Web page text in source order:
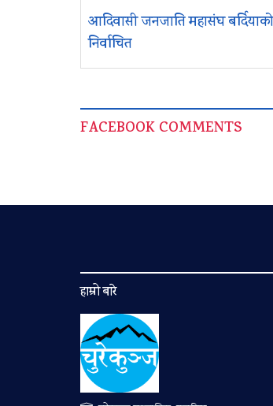
आदिवासी जनजाति महासंघ बर्दियाको
निर्वाचित
FACEBOOK COMMENTS
हाम्रो बारे